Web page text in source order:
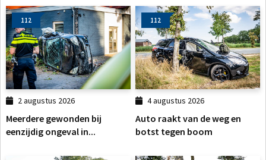
112
2 augustus 2026
Meerdere gewonden bij
eenzijdig ongeval in...
112
4 augustus 2026
Auto raakt van de weg en
botst tegen boom